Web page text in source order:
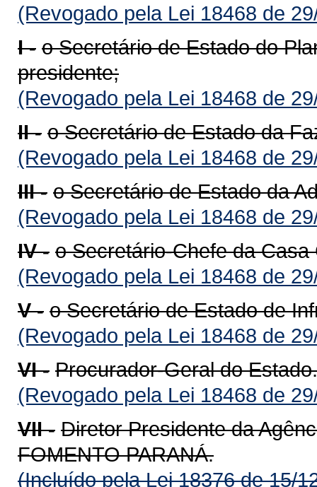
(Revogado pela Lei 18468 de
I - o Secretário de Estado do
presidente;
(Revogado pela Lei 18468 de
II - o Secretário de Estado da
(Revogado pela Lei 18468 de
III - o Secretário de Estado da
(Revogado pela Lei 18468 de
IV - o Secretário-Chefe da Casa
(Revogado pela Lei 18468 de
V - o Secretário de Estado de
(Revogado pela Lei 18468 de
VI - Procurador-Geral do Estado.
(Revogado pela Lei 18468 de
VII - Diretor Presidente da
FOMENTO PARANÁ.
(Incluído pela Lei 18376 de 15/